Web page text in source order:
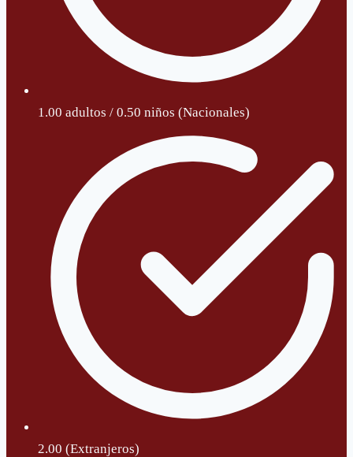
1.00 adultos / 0.50 niños (Nacionales)
2.00 (Extranjeros)